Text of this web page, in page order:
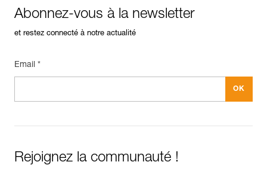
Abonnez-vous à la newsletter
et restez connecté à notre actualité
Email *
Rejoignez la communauté !